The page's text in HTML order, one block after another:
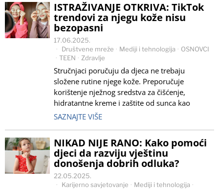
ISTRAŽIVANJE OTKRIVA: TikTok
trendovi za njegu kože nisu
bezopasni
17.06.2025.
Društvene mreže · Mediji i tehnologija · OSNOVCI
· TEEN · Zdravlje
Stručnjaci poručuju da djeca ne trebaju
složene rutine njege kože. Preporučuje
korištenje nježnog sredstva za čišćenje,
hidratantne kreme i zaštite od sunca kao
SAZNAJTE VIŠE
NIKAD NIJE RANO: Kako pomoći
djeci da razviju vještinu
donošenja dobrih odluka?
22.05.2025.
Karijerno savjetovanje · Mediji i tehnologija ·